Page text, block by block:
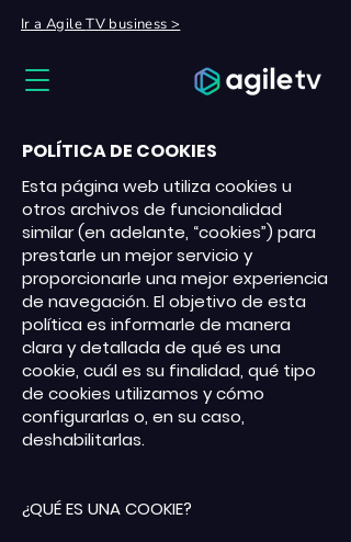
Ir a AgileTV business >
POLÍTICA DE COOKIES
Esta página web utiliza cookies u
otros archivos de funcionalidad
similar (en adelante, “cookies”) para
prestarle un mejor servicio y
proporcionarle una mejor experiencia
de navegación. El objetivo de esta
política es informarle de manera
clara y detallada de qué es una
cookie, cuál es su finalidad, qué tipo
de cookies utilizamos y cómo
configurarlas o, en su caso,
deshabilitarlas.
¿QUÉ ES UNA COOKIE?